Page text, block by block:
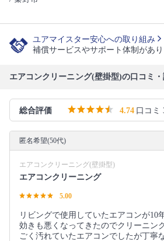
ユアマイスター安心への取り組み
補償サービスやサポート体制があ
エアコンクリーニング(壁掛型)の口コミ・
総合評価 4.74 口コミ
匿名希望(50代)
エアコンクリーニング(壁掛型)
エアコンクリーニング
5.00
リビングで使用していたエアコンが10
効きも悪くなってきたのでクリーニン
ごく汚れていたエアコンでしたが丁寧